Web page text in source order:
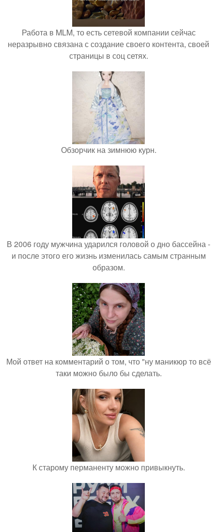
Работа в MLM, то есть сетевой компании сейчас
неразрывно связана с создание своего контента, своей
страницы в соц сетях.
Обзорчик на зимнюю курн.
В 2006 году мужчина ударился головой о дно бассейна -
и после этого его жизнь изменилась самым странным
образом.
Мой ответ на комментарий о том, что "ну маникюр то всё
таки можно было бы сделать.
К старому перманенту можно привыкнуть.